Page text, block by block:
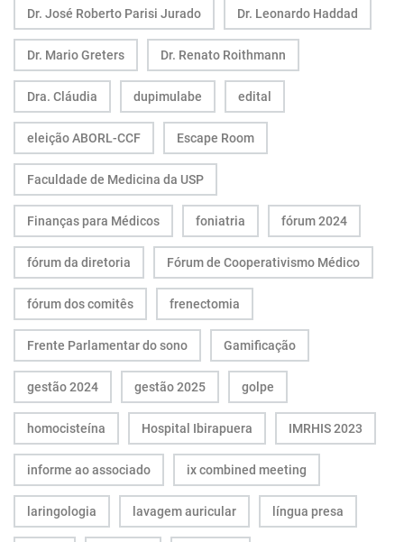
Dr. José Roberto Parisi Jurado Dr. Leonardo Haddad
Dr. Mario Greters Dr. Renato Roithmann
Dra. Cláudia dupimulabe edital
eleição ABORL-CCF Escape Room
Faculdade de Medicina da USP
Finanças para Médicos foniatria fórum 2024
fórum da diretoria Fórum de Cooperativismo Médico
fórum dos comitês frenectomia
Frente Parlamentar do sono Gamificação
gestão 2024 gestão 2025 golpe
homocisteína Hospital Ibirapuera IMRHIS 2023
informe ao associado ix combined meeting
laringologia lavagem auricular língua presa